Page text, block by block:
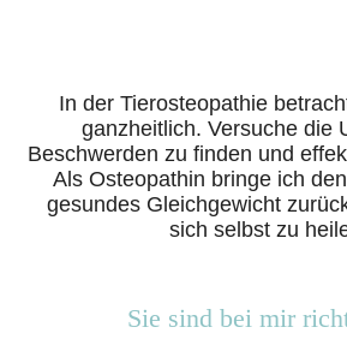
In der Tierosteopathie
ganzheitlich. Versuche die
Beschwerden zu finden und
Als Osteopathin bringe ich
gesundes Gleichgewicht
sich selbst zu
Sie sind bei mir